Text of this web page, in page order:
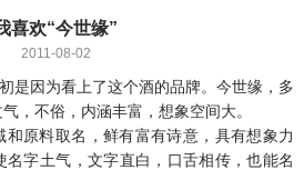
喜欢“今世缘”
2011-08-02
是因为看上了这个酒的品牌。今世缘，多
，不俗，内涵丰富，想象空间大。
和原料取名，鲜有富有诗意，具有想象力
名字土气，文字直白，口舌相传，也能名